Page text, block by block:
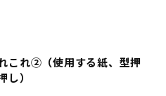
これ②（使用する紙、型押
し）